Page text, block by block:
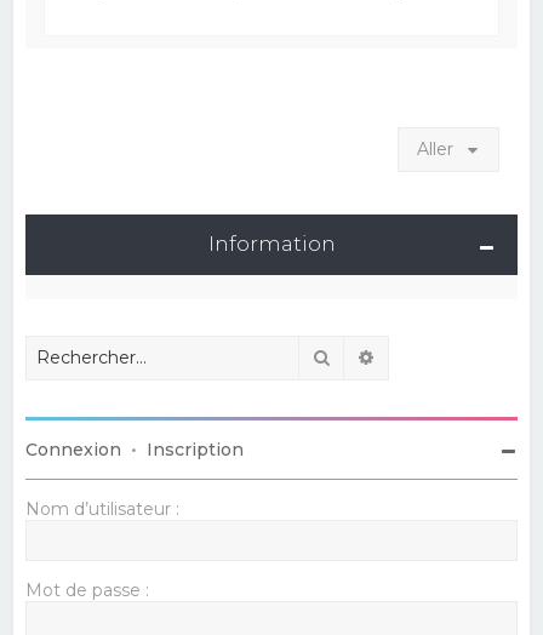
Aller
Information
Rechercher
Connexion • Inscription
Nom d’utilisateur :
Mot de passe :